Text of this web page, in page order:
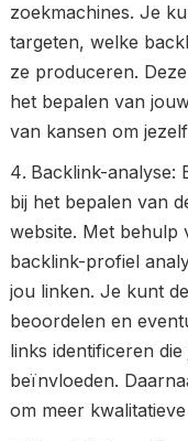
zoekmachines. Je
targeten, welke
ze produceren.
het bepalen van
van kansen om
Backlink-analyse:
bij het bepalen van
website. Met behulp
backlink-profiel
jou linken. Je kunt
beoordelen en
links identificeren
beïnvloeden.
om meer